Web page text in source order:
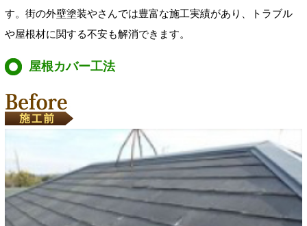
す。街の外壁塗装やさんでは豊富な施工実績があり、トラブル
や屋根材に関する不安も解消できます。
屋根カバー工法